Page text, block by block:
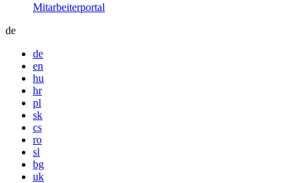
Mitarbeiterportal
de
de
en
hu
hr
pl
sk
cs
ro
sl
bg
uk